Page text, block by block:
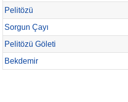
Pelitözü
Sorgun Çayı
Pelitözü Göleti
Bekdemir